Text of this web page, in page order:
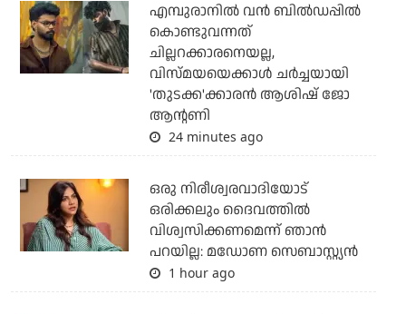
എമ്പുരാനില്‍ വന്‍ ബില്‍ഡപ്പില്‍
കൊണ്ടുവന്നത്
ചില്ലറക്കാരനെയല്ല,
വിസ്മയയെക്കാള്‍ ചര്‍ച്ചയായി
'തുടക്ക'ക്കാരന്‍ ആശിഷ് ജോ
ആന്റണി
24 minutes ago
ഒരു നിരീശ്വരവാദിയോട്
ഒരിക്കലും ദൈവത്തിൽ
വിശ്വസിക്കണമെന്ന് ഞാൻ
പറയില്ല: മഡോണ സെബാസ്റ്റ്യൻ
1 hour ago